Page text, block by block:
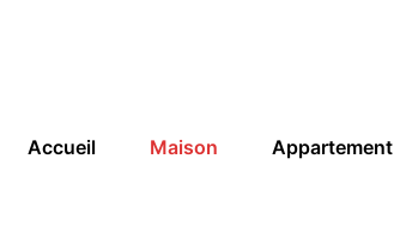
Accueil Maison Appartement